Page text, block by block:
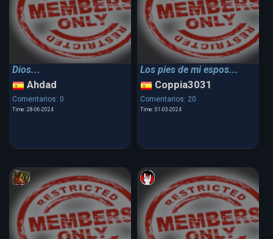
Dios...
Ahdad
Comentarios: 0
Time: 28-06-2024
Los pies de mi espos...
Coppia3031
Comentarios: 20
Time: 01-03-2024